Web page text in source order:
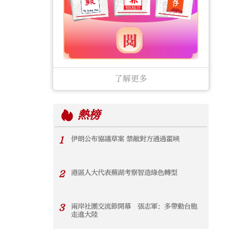
了解更多
熱榜
1 伊朗公布協議草案 禁敵對方通過霍峽
2 港區人大代表蕪湖考察智造綠色轉型
3
兩岸社團交流節開幕 張志軍：多帶動台胞
走進大陸